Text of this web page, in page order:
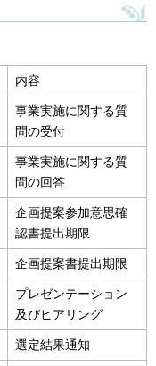
内容
事業実施に関する質
問の受付
事業実施に関する質
問の回答
企画提案参加意思確
認書提出期限
企画提案書提出期限
プレゼンテーション
及びヒアリング
選定結果通知